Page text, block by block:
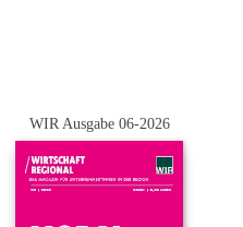
WIR Ausgabe 06-2026